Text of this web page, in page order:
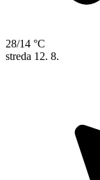
28/14 °C
streda 12. 8.